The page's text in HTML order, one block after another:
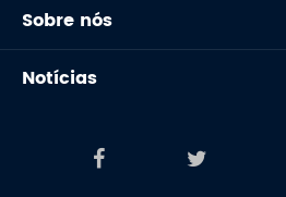
Sobre nós
Notícias